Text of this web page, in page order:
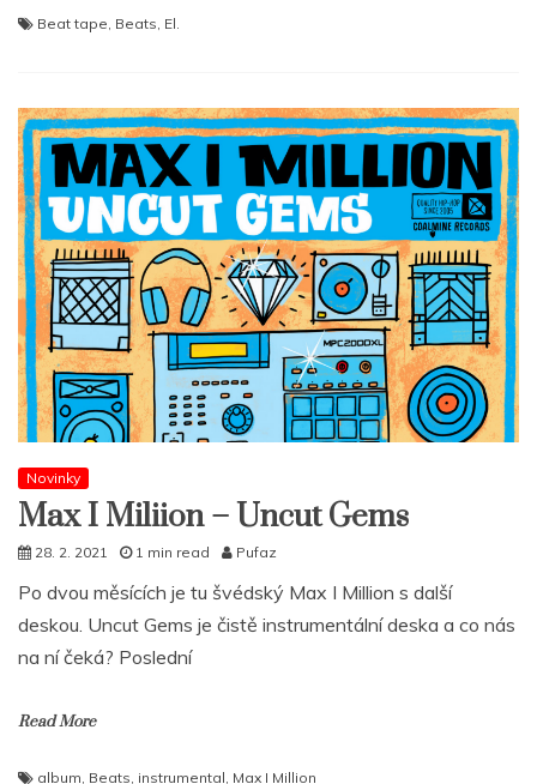
Beat tape Beats El.
Novinky
Max I Miliion – Uncut Gems
28. 2. 2021 1 min read Pufaz
Po dvou měsících je tu švédský Max I Million s další
deskou. Uncut Gems je čistě instrumentální deska a co nás
na ní čeká? Poslední
Read More
album Beats instrumental Max I Million